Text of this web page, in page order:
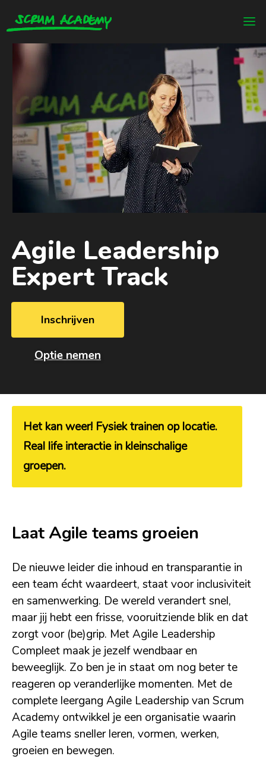
Agile Leadership
Expert Track
Inschrijven
Optie nemen
Het kan weer! Fysiek trainen op locatie.
Real life interactie in kleinschalige
groepen.
Laat Agile teams groeien
De nieuwe leider die inhoud en transparantie in
een team écht waardeert, staat voor inclusiviteit
en samenwerking. De wereld verandert snel,
maar jij hebt een frisse, vooruitziende blik en dat
zorgt voor (be)grip. Met Agile Leadership
Compleet maak je jezelf wendbaar en
beweeglijk. Zo ben je in staat om nog beter te
reageren op veranderlijke momenten. Met de
complete leergang Agile Leadership van Scrum
Academy ontwikkel je een organisatie waarin
Agile teams sneller leren, vormen, werken,
groeien en bewegen.